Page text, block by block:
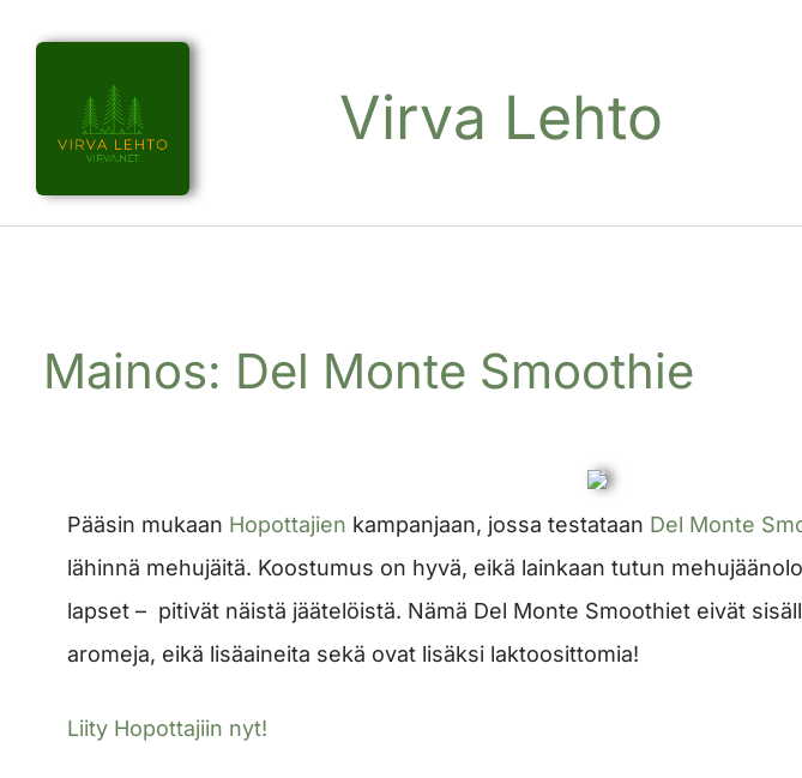
Virva Lehto
Mainos: Del Monte Smoothie
Pääsin mukaan Hopottajien kampanjaan, jossa testataan Del Monte
lähinnä mehujäitä. Koostumus on hyvä, eikä lainkaan tutun
lapset – pitivät näistä jäätelöistä. Nämä Del Monte Smoothiet eivät
aromeja, eikä lisäaineita sekä ovat lisäksi laktoosittomia!
Liity Hopottajiin nyt!